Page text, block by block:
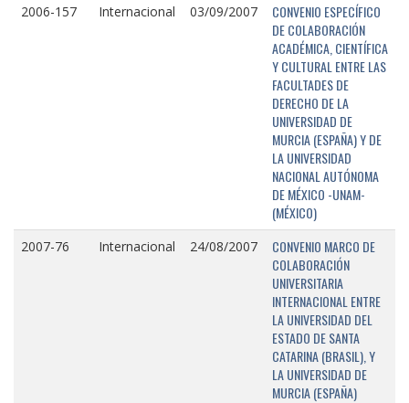
2006-157 Internacional 03/09/2007
CONVENIO ESPECÍFICO
DE COLABORACIÓN
ACADÉMICA, CIENTÍFICA
Y CULTURAL ENTRE LAS
FACULTADES DE
DERECHO DE LA
UNIVERSIDAD DE
MURCIA (ESPAÑA) Y DE
LA UNIVERSIDAD
NACIONAL AUTÓNOMA
DE MÉXICO -UNAM-
(MÉXICO)
2007-76 Internacional 24/08/2007
CONVENIO MARCO DE
COLABORACIÓN
UNIVERSITARIA
INTERNACIONAL ENTRE
LA UNIVERSIDAD DEL
ESTADO DE SANTA
CATARINA (BRASIL), Y
LA UNIVERSIDAD DE
MURCIA (ESPAÑA)